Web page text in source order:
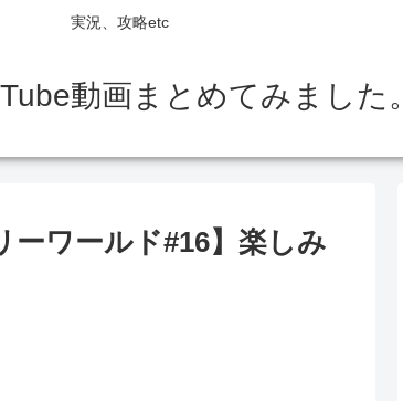
実況、攻略etc
動画まとめてみました。
ーワールド#16】楽しみ